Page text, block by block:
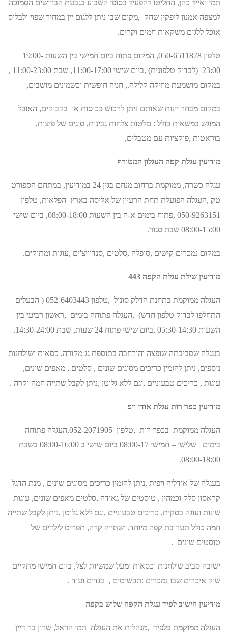
תמי ואייל כהן, החליטו להפעיל בסופי השבוע בגבעת הברושים הסמוכה
למצפה אמנון ליפקין שחק ,מקום שבו ניתן ללגום יין במחיר שפוי ולבלוס
אוכל ללגום משקאות חמים וקרים.
טלפון 050-6511878, המקום פתוח ביום חמישי בין השעות 19:00-
23:00 (לבדוק טלפונית) ,ביום שישי 11:00-17:00, שבת 11:00-23:00 ,
במקום מושמעת מוזיקה קלילה., חניה חופשית וכשמונים מושבים,
במקום מבחר יינות שאותם ניתן לרכוש בכוסות או בקבוקים, האוכל
המוגש במשאית כולל : םלטות צלחות גבינות, סוגים של פיצות,
בוראטות ,פוקציות עם מטבלים,
מודיעין עגלת קפה העגלון המטורף
עגלה כשרה, ממוקמת ברחוב מנחם בגין 24 במודיעין, במתחם הספורט
טק ,העגלה הפועלת תחת הרעיון של אליסה בארץ הפלאות, טלפון
050-9263151 ,פתוח בימים א-ה בין השעות 08:00-18:00, ביום שישי
08:00-15:00 שבת סגור.
במקום נמכרים קישים ,סופלה ,סלטים ,סנדוויצ'ים ,עוגות ומתוקים.
מודיעין שילת עגלת הקפה 443
העגלה ממוקמת בתחנת הדלק סונול ,טלפון 052-6403443 ( הבעלים
התחלפו לבדוק טלפון חדש) ,העגלה פתוחה בימים ,ראשון רביעי בין
השעות 05:30-14:30 ,ביום שישי פתוח 24 שעות, שבת 14:30-24:00.
בעגלה שסביבתה שופצה והורחבה בתוספת גג מקורה, כסאות ושולחנות
נוספים, ניתן להזמין כריכים מסוגים שונים , סלטים , מאפים שונים,
עוגות , כריכים טבעוניים ,וגם ללא גלוטן ,ניתן לקבל שתייה חמה וקרה .
מודיעין כפר רות עגלת אודי ויפ
העגלה ממוקמת בכפר רות ,טלפון 052-2071905,העגלה פתוחה
בימים שלישי – חמישי 08:00-17 ביום שישי ב 08:00-16:00 בשבת
08:00-18:00.
בעגלה של אודליה ויפית ,ניתן להזמין כריכים מסוגים שונים , מנת הדגל
קראסון סלק וכמהין , טוסטים של גאודה ,סלטים מאפים שונים, עוגות
שונות ועוגה בסקית, כריכים טבעוניים ,וגם ללא גלוטן ,ניתן לקבל שתייה
חמה כולל תערובת קפה מיוחד, ושתייה קרה, תפריט לילדים של
טוסטים שונים .
ישיבה סביב שולחנות וכסאות ומעל שמשיות לצל, ביום חמישי מתקיים
שוק איכרים שבו נמכרים :תכשיטים , בגדים ועוד .
מודיעין הישוב לפיד עגלת הקפה שלוש בקפה
העגלה ממוקמת בלפיד ,מנהלות את העגלה תמי הראל, שרון בר דיין